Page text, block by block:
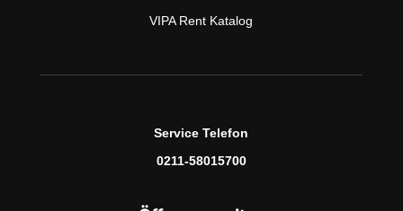
VIPA Rent Katalog
Service Telefon
0211-58015700